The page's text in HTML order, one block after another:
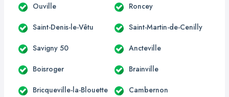
Ouville Roncey
Saint-Denis-le-Vêtu Saint-Martin-de-Cenilly
Savigny 50 Ancteville
Boisroger Brainville
Bricqueville-la-Blouette Cambernon